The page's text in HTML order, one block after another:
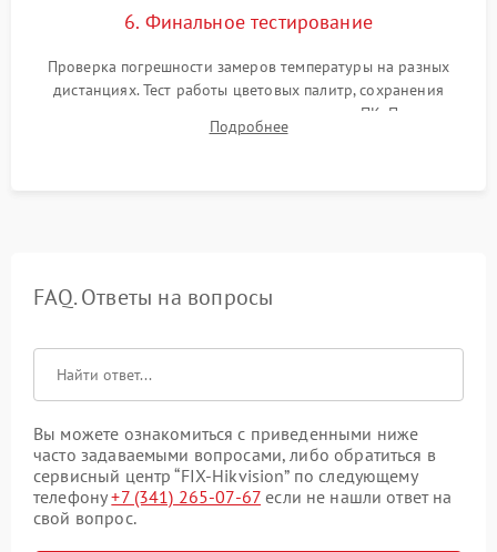
6. Финальное тестирование
Проверка погрешности замеров температуры на разных
дистанциях. Тест работы цветовых палитр, сохранения
термограмм в память и передачи данных на ПК. Проверка
автономности работы и итоговый контроль качества.
Подробнее
FAQ. Ответы на вопросы
Вы можете ознакомиться с приведенными ниже
часто задаваемыми вопросами, либо обратиться в
сервисный центр “FIX-Hikvision” по следующему
телефону+7 (341) 265-07-67 если не нашли ответ на
свой вопрос.